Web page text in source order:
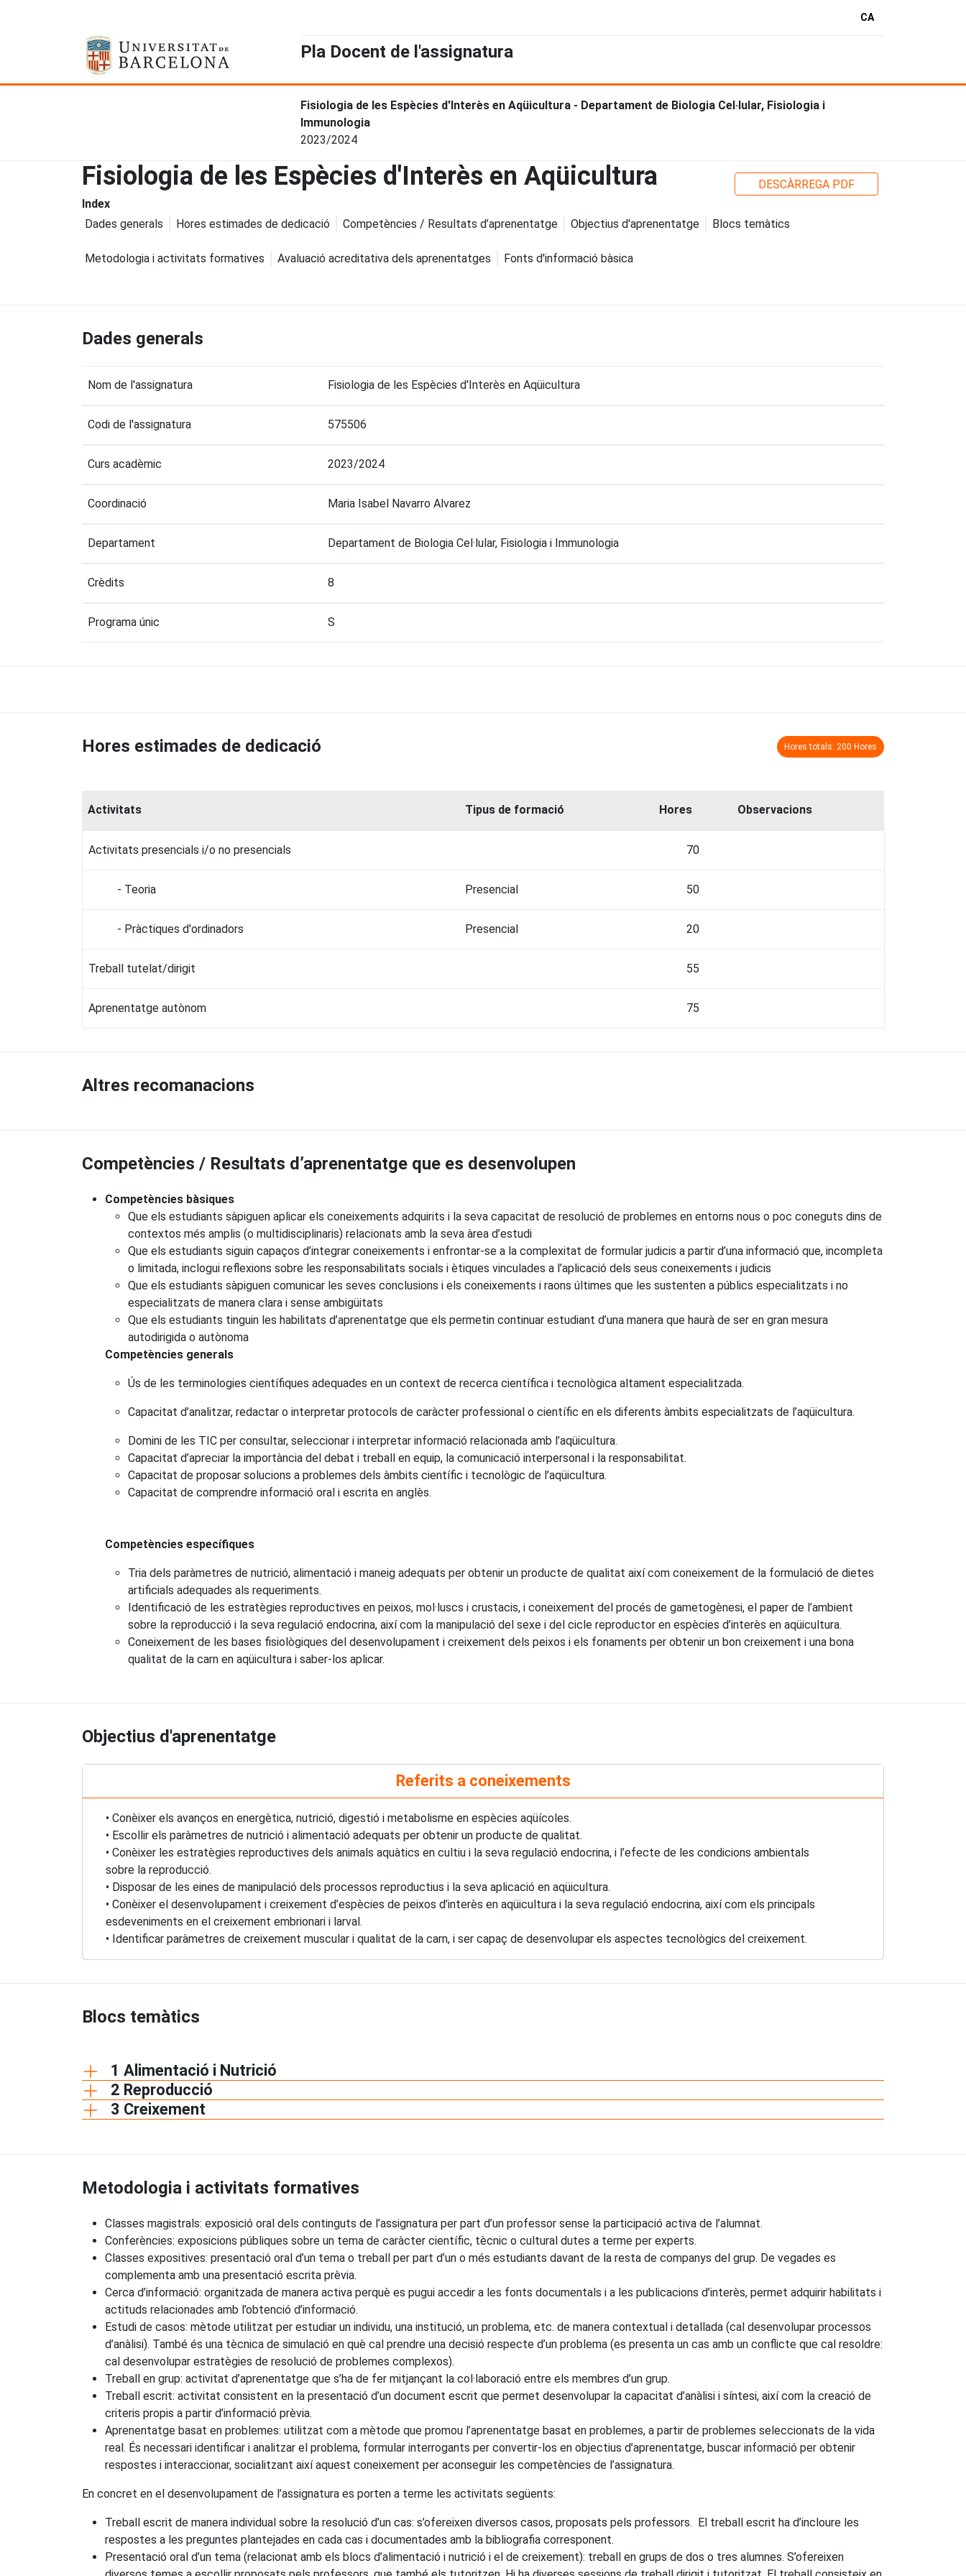
CA
Pla Docent de l'assignatura
Fisiologia de les Espècies d'Interès en Aqüicultura - Departament de Biologia Cel·lular, Fisiologia i
Immunologia
2023/2024
Fisiologia de les Espècies d'Interès en Aqüicultura
DESCÀRREGA PDF
Index
Dades generals
Hores estimades de dedicació Competències / Resultats d’aprenentatge Objectius d'aprenentatge Blocs temàtics
Metodologia i activitats formatives Avaluació acreditativa dels aprenentatges Fonts d'informació bàsica
Dades generals
Nom de l'assignatura Fisiologia de les Espècies d'Interès en Aqüicultura
Codi de l'assignatura 575506
Curs acadèmic 2023/2024
Coordinació Maria Isabel Navarro Alvarez
Departament Departament de Biologia Cel·lular, Fisiologia i Immunologia
Crèdits 8
Programa únic S
Hores estimades de dedicació Hores totals: 200 Hores
Activitats Tipus de formació Hores Observacions
Activitats presencials i/o no presencials 70
- Teoria Presencial 50
- Pràctiques d'ordinadors Presencial 20
Treball tutelat/dirigit 55
Aprenentatge autònom 75
Altres recomanacions
Competències / Resultats d’aprenentatge que es desenvolupen
Competències bàsiques
Que els estudiants sàpiguen aplicar els coneixements adquirits i la seva capacitat de resolució de problemes en entorns nous o poc coneguts dins de
contextos més amplis (o multidisciplinaris) relacionats amb la seva àrea d’estudi
Que els estudiants siguin capaços d’integrar coneixements i enfrontar-se a la complexitat de formular judicis a partir d’una informació que, incompleta
o limitada, inclogui reflexions sobre les responsabilitats socials i ètiques vinculades a l’aplicació dels seus coneixements i judicis
Que els estudiants sàpiguen comunicar les seves conclusions i els coneixements i raons últimes que les sustenten a públics especialitzats i no
especialitzats de manera clara i sense ambigüitats
Que els estudiants tinguin les habilitats d’aprenentatge que els permetin continuar estudiant d’una manera que haurà de ser en gran mesura
autodirigida o autònoma
Competències generals
Ús de les terminologies científiques adequades en un context de recerca científica i tecnològica altament especialitzada.
Capacitat d’analitzar, redactar o interpretar protocols de caràcter professional o científic en els diferents àmbits especialitzats de l’aqüicultura.
Domini de les TIC per consultar, seleccionar i interpretar informació relacionada amb l’aqüicultura.
Capacitat d’apreciar la importància del debat i treball en equip, la comunicació interpersonal i la responsabilitat.
Capacitat de proposar solucions a problemes dels àmbits científic i tecnològic de l’aqüicultura.
Capacitat de comprendre informació oral i escrita en anglès.
Competències específiques
Tria dels paràmetres de nutrició, alimentació i maneig adequats per obtenir un producte de qualitat així com coneixement de la formulació de dietes
artificials adequades als requeriments.
Identificació de les estratègies reproductives en peixos, mol·luscs i crustacis, i coneixement del procés de gametogènesi, el paper de l’ambient
sobre la reproducció i la seva regulació endocrina, així com la manipulació del sexe i del cicle reproductor en espècies d’interès en aqüicultura.
Coneixement de les bases fisiològiques del desenvolupament i creixement dels peixos i els fonaments per obtenir un bon creixement i una bona
qualitat de la carn en aqüicultura i saber-los aplicar.
Objectius d'aprenentatge
Referits a coneixements
• Conèixer els avanços en energètica, nutrició, digestió i metabolisme en espècies aqüícoles.
• Escollir els paràmetres de nutrició i alimentació adequats per obtenir un producte de qualitat.
• Conèixer les estratègies reproductives dels animals aquàtics en cultiu i la seva regulació endocrina, i l’efecte de les condicions ambientals
sobre la reproducció.
• Disposar de les eines de manipulació dels processos reproductius i la seva aplicació en aqüicultura.
• Conèixer el desenvolupament i creixement d’espècies de peixos d’interès en aqüicultura i la seva regulació endocrina, així com els principals
esdeveniments en el creixement embrionari i larval.
• Identificar paràmetres de creixement muscular i qualitat de la carn, i ser capaç de desenvolupar els aspectes tecnològics del creixement.
Blocs temàtics
1 Alimentació i Nutrició
2 Reproducció
3 Creixement
Metodologia i activitats formatives
Classes magistrals: exposició oral dels continguts de l’assignatura per part d’un professor sense la participació activa de l’alumnat.
Conferències: exposicions públiques sobre un tema de caràcter científic, tècnic o cultural dutes a terme per experts.
Classes expositives: presentació oral d’un tema o treball per part d’un o més estudiants davant de la resta de companys del grup. De vegades es
complementa amb una presentació escrita prèvia.
Cerca d’informació: organitzada de manera activa perquè es pugui accedir a les fonts documentals i a les publicacions d’interès, permet adquirir habilitats i
actituds relacionades amb l’obtenció d’informació.
Estudi de casos: mètode utilitzat per estudiar un individu, una institució, un problema, etc. de manera contextual i detallada (cal desenvolupar processos
d’anàlisi). També és una tècnica de simulació en què cal prendre una decisió respecte d’un problema (es presenta un cas amb un conflicte que cal resoldre:
cal desenvolupar estratègies de resolució de problemes complexos).
Treball en grup: activitat d’aprenentatge que s’ha de fer mitjançant la col·laboració entre els membres d’un grup.
Treball escrit: activitat consistent en la presentació d’un document escrit que permet desenvolupar la capacitat d’anàlisi i síntesi, així com la creació de
criteris propis a partir d’informació prèvia.
Aprenentatge basat en problemes: utilitzat com a mètode que promou l’aprenentatge basat en problemes, a partir de problemes seleccionats de la vida
real. És necessari identificar i analitzar el problema, formular interrogants per convertir-los en objectius d’aprenentatge, buscar informació per obtenir
respostes i interaccionar, socialitzant així aquest coneixement per aconseguir les competències de l’assignatura.
En concret en el desenvolupament de l’assignatura es porten a terme les activitats següents:
Treball escrit de manera individual sobre la resolució d’un cas: s’ofereixen diversos casos, proposats pels professors. El treball escrit ha d’incloure les
respostes a les preguntes plantejades en cada cas i documentades amb la bibliografia corresponent.
Presentació oral d’un tema (relacionat amb els blocs d’alimentació i nutrició i el de creixement): treball en grups de dos o tres alumnes. S’ofereixen